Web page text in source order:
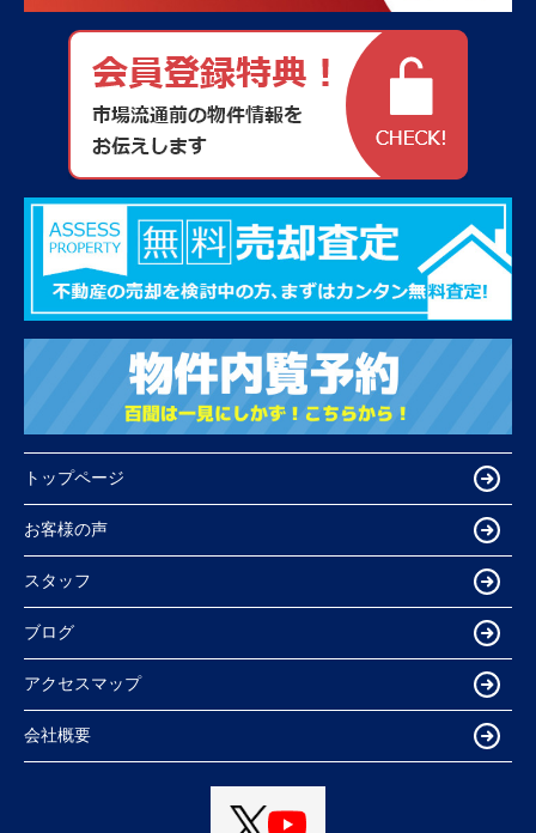
トップページ
お客様の声
スタッフ
ブログ
アクセスマップ
会社概要